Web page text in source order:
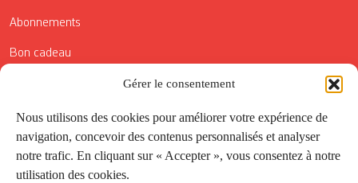
Gérer le consentement
Nous utilisons des cookies pour améliorer votre expérience de
navigation, concevoir des contenus personnalisés et analyser
notre trafic. En cliquant sur « Accepter », vous consentez à notre
utilisation des cookies.
Abonnements
Bon cadeau
Conditions générales de vente
Réductions de la Carte Côté Courrier
Application